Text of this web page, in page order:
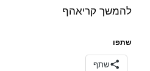
להמשך קריאהף
שתפו
שתף